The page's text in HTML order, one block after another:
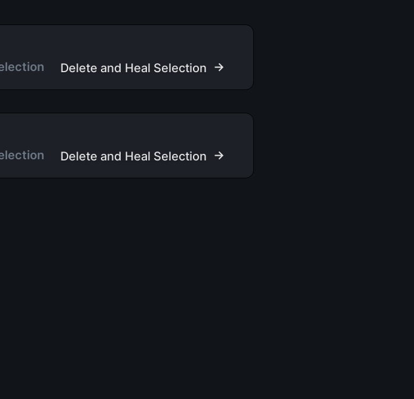
Delete and Heal Selection →
Delete and Heal Selection →